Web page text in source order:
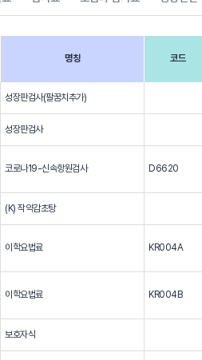
명칭 코드
성장판검사(팔꿈치추가)
성장판검사
코로나19-신속항원검사 D6620
(K) 작약감초탕
이학요법료 KR004A
이학요법료 KR004B
보호자식